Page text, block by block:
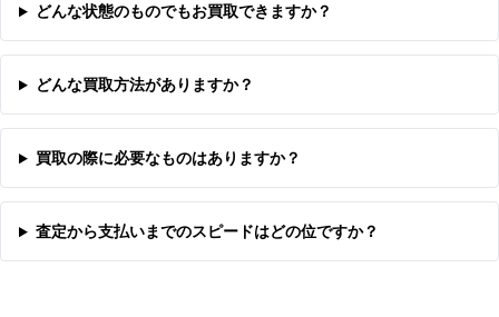
どんな状態のものでもお買取できますか？
どんな買取方法がありますか？
買取の際に必要なものはありますか？
査定から支払いまでのスピードはどの位ですか？